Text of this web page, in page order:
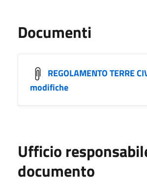
Documenti
REGOLAMENTO TERRE
modifiche
Ufficio
documento